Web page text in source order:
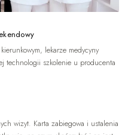
lekarze medycyny
technologii szkolenie u producenta
wizyt. Karta zabiegowa i ustalenia